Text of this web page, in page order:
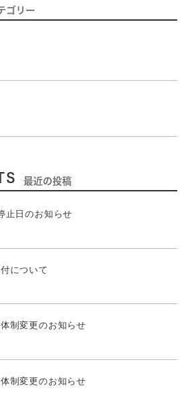
ゴリー
最近の投稿
止日のお知らせ
について
制変更のお知らせ
制変更のお知らせ